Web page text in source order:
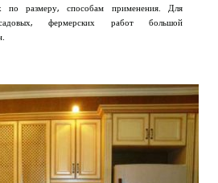
по размеру, способам применения. Для
фермерских работ большой